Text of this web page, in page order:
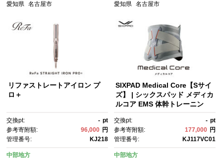
愛知県
名古屋市
愛知県 名古屋市
リファストレートアイロン プ
ロ＋
交換pt: - pt
参考寄附額:
96,000 円
管理番号:
KJ218
中部地方
SIXPAD Medical Core【Sサイ
ズ】 | シックスパッド メディカ
ルコア EMS 体幹トレーニン
気 おすすめ フィットネス 運動
不足解消 筋力アップ トレーニ
ング器具 健康グッズ 美容 健康
家電 送料無料 名古屋市
交換pt: - pt
参考寄附額:
177,000 円
管理番号:
KJ117VC01
中部地方